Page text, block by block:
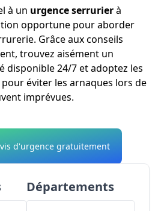
à un urgence serrurierà
opportune pour aborder
Grâce aux conseils
trouvez aisément un
disponible 24/7 et adoptez les
éviter les arnaques lors de
imprévues.
d'urgence gratuitement
Départements